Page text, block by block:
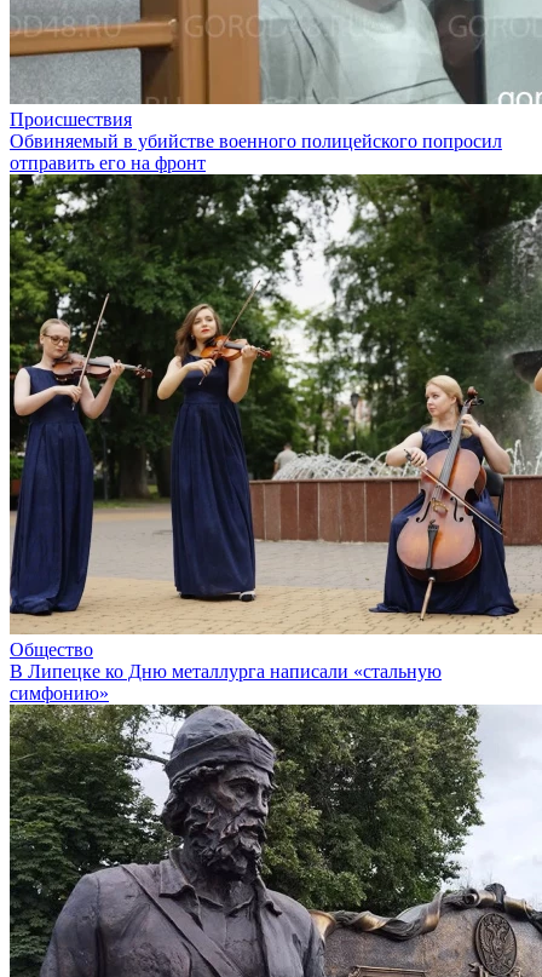
Происшествия
Обвиняемый в убийстве военного полицейского попросил
отправить его на фронт
Общество
В Липецке ко Дню металлурга написали «стальную
симфонию»